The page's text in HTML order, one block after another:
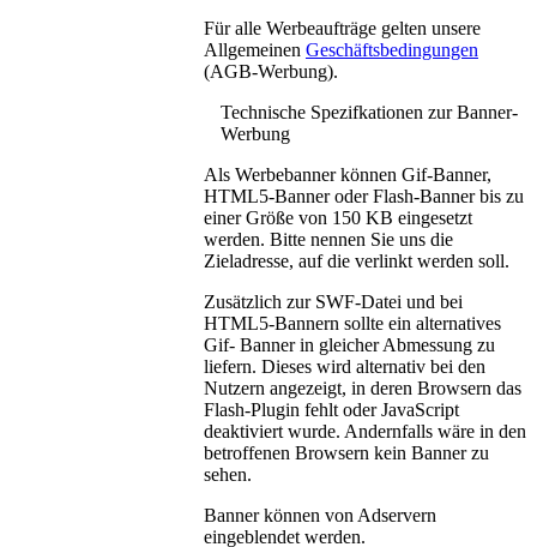
Für alle Werbeaufträge gelten unsere
Allgemeinen Geschäftsbedingungen
(AGB-Werbung).
Technische Spezifkationen zur Banner-
Werbung
Als Werbebanner können Gif-Banner,
HTML5-Banner oder Flash-Banner bis zu
einer Größe von 150 KB eingesetzt
werden. Bitte nennen Sie uns die
Zieladresse, auf die verlinkt werden soll.
Zusätzlich zur SWF-Datei und bei
HTML5-Bannern sollte ein alternatives
Gif- Banner in gleicher Abmessung zu
liefern. Dieses wird alternativ bei den
Nutzern angezeigt, in deren Browsern das
Flash-Plugin fehlt oder JavaScript
deaktiviert wurde. Andernfalls wäre in den
betroffenen Browsern kein Banner zu
sehen.
Banner können von Adservern
eingeblendet werden.